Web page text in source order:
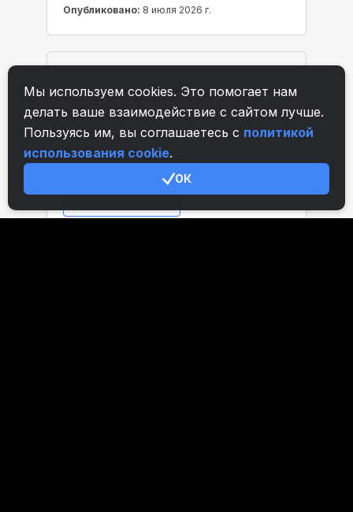
Мы используем cookies. Это помогает нам
делать ваше взаимодействие с сайтом лучше.
Пользуясь им, вы соглашаетесь с политикой
использования cookie.
ОК